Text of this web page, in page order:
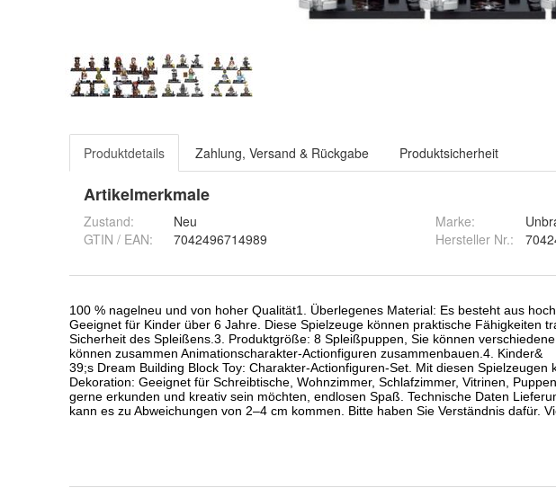
Produktdetails Zahlung, Versand & Rückgabe Produktsicherheit
Artikelmerkmale
Zustand:
Neu
GTIN / EAN:
7042496714989
Marke:
Hersteller Nr.: